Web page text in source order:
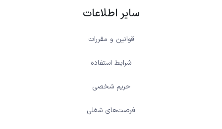
سایر اطلاعات
قوانین و مقررات
شرایط استفاده
حریم شخصی
فرصت‌های شغلی